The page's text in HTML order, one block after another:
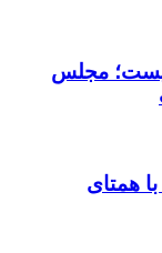
نیست؛ مجلس
همتای